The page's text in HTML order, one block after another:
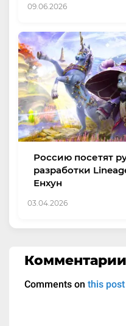
09.06.2026
Россию посетят
разработки
Енхун
03.04.2026
Комментарии